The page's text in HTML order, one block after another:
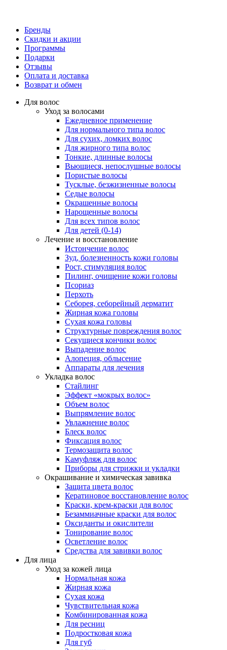
Бренды
Скидки и акции
Программы
Подарки
Отзывы
Оплата и доставка
Возврат и обмен
Для волос
Уход за волосами
Ежедневное применение
Для нормального типа волос
Для сухих, ломких волос
Для жирного типа волос
Тонкие, длинные волосы
Вьющиеся, непослушные волосы
Пористые волосы
Тусклые, безжизненные волосы
Седые волосы
Окрашенные волосы
Нарощенные волосы
Для всех типов волос
Для детей (0-14)
Лечение и восстановление
Истончение волос
Зуд, болезненность кожи головы
Рост, стимуляция волос
Пилинг, очищение кожи головы
Псориаз
Перхоть
Себорея, себорейный дерматит
Жирная кожа головы
Сухая кожа головы
Структурные повреждения волос
Секущиеся кончики волос
Выпадение волос
Алопеция, облысение
Аппараты для лечения
Укладка волос
Стайлинг
Эффект «мокрых волос»
Объем волос
Выпрямление волос
Увлажнение волос
Блеск волос
Фиксация волос
Термозащита волос
Камуфляж для волос
Приборы для стрижки и укладки
Окрашивание и химическая завивка
Защита цвета волос
Кератиновое восстановление волос
Краски, крем-краски для волос
Безаммиачные краски для волос
Оксиданты и окислители
Тонирование волос
Осветление волос
Средства для завивки волос
Для лица
Уход за кожей лица
Нормальная кожа
Жирная кожа
Сухая кожа
Чувствительная кожа
Комбинированная кожа
Для ресниц
Подростковая кожа
Для губ